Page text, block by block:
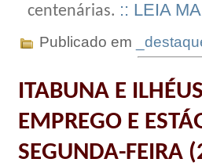
centenárias. :: LEIA
Publicado em
ITABUNA E
EMPREGO E
SEGUNDA-FEIRA